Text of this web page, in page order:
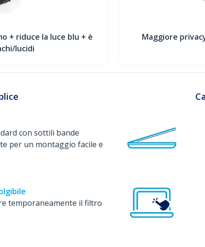
+ riduce la luce blu + è
lucidi
Maggiore
con sottili bande
per un montaggio facile e
temporaneamente il filtro